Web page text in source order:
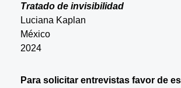
Tratado de invisibilidad
Luciana Kaplan
México
2024
Para solicitar entrevistas favor de